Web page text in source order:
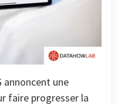
annoncent une
faire progresser la